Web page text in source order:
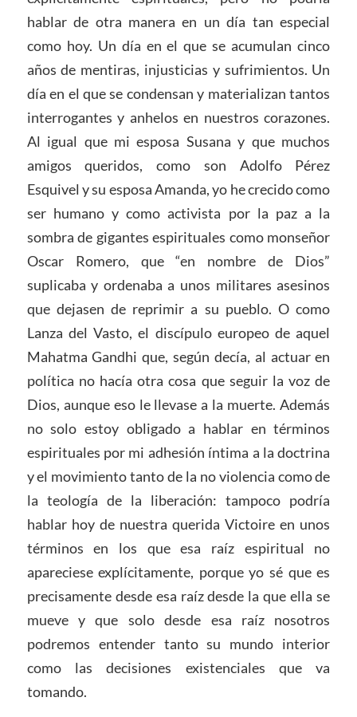
hablar de otra manera en un día tan especial
como hoy. Un día en el que se acumulan cinco
años de mentiras, injusticias y sufrimientos. Un
día en el que se condensan y materializan tantos
interrogantes y anhelos en nuestros corazones.
Al igual que mi esposa Susana y que muchos
amigos queridos, como son Adolfo Pérez
Esquivel y su esposa Amanda, yo he crecido como
ser humano y como activista por la paz a la
sombra de gigantes espirituales como monseñor
Oscar Romero, que “en nombre de Dios”
suplicaba y ordenaba a unos militares asesinos
que dejasen de reprimir a su pueblo. O como
Lanza del Vasto, el discípulo europeo de aquel
Mahatma Gandhi que, según decía, al actuar en
política no hacía otra cosa que seguir la voz de
Dios, aunque eso le llevase a la muerte. Además
no solo estoy obligado a hablar en términos
espirituales por mi adhesión íntima a la doctrina
y el movimiento tanto de la no violencia como de
la teología de la liberación: tampoco podría
hablar hoy de nuestra querida Victoire en unos
términos en los que esa raíz espiritual no
apareciese explícitamente, porque yo sé que es
precisamente desde esa raíz desde la que ella se
mueve y que solo desde esa raíz nosotros
podremos entender tanto su mundo interior
como las decisiones existenciales que va
tomando.